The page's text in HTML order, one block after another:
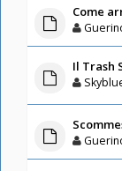
Come
Il Trash